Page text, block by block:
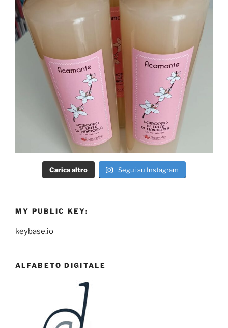
Carica altro Segui su Instagram
MY PUBLIC KEY:
keybase.io
ALFABETO DIGITALE